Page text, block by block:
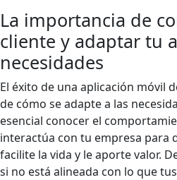
La importancia de
cliente y adaptar tu
necesidades
El éxito de una aplicación móvil
de cómo se adapte a las
esencial conocer el
interactúa con tu empresa para
facilite la vida y le aporte valor.
si no está alineada con lo que